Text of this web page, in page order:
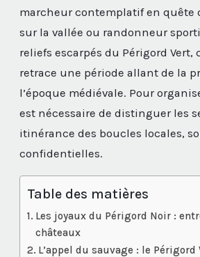
marcheur contemplatif en quête
sur la vallée ou randonneur
reliefs escarpés du Périgord
retrace une période allant de la
l’époque médiévale. Pour
est nécessaire de distinguer les
itinérance des boucles locales,
confidentielles.
Table des matières
Les joyaux du Périgord Noir :
châteaux
L’appel du sauvage : le Périgord